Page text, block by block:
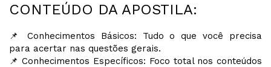
CONTEÚDO DA APOSTILA:
📌 Conhecimentos Básicos: Tudo o que você precisa
para acertar nas questões gerais.
📌 Conhecimentos Específicos: Foco total nos conteúdos